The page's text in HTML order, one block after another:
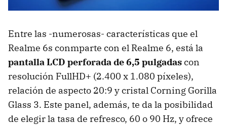
Entre las -numerosas- características que el
Realme 6s conmparte con el Realme 6, está la
pantalla LCD perforada de 6,5 pulgadascon
resolución FullHD+ (2.400 x 1.080 píxeles),
relación de aspecto 20:9 y cristal Corning Gorilla
Glass 3. Este panel, además, te da la posibilidad
de elegir la tasa de refresco, 60 o 90 Hz, y ofrece